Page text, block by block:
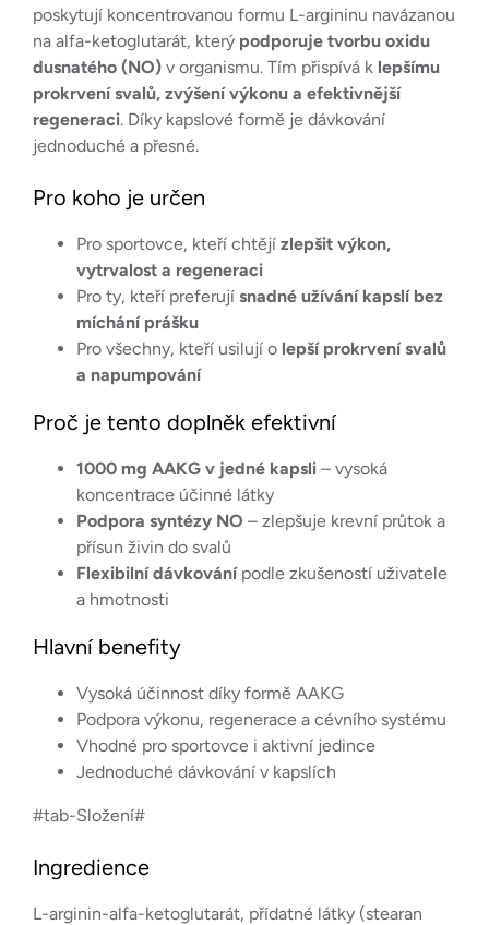
poskytují koncentrovanou formu L-argininu navázanou
na alfa-ketoglutarát, který podporuje tvorbu oxidu
dusnatého (NO) v organismu. Tím přispívá k lepšímu
prokrvení svalů, zvýšení výkonu a efektivnější
regeneraci. Díky kapslové formě je dávkování
jednoduché a přesné.
Pro koho je určen
Pro sportovce, kteří chtějí zlepšit výkon,
vytrvalost a regeneraci
Pro ty, kteří preferují snadné užívání kapslí bez
míchání prášku
Pro všechny, kteří usilují o lepší prokrvení svalů
a napumpování
Proč je tento doplněk efektivní
1000 mg AAKG v jedné kapsli – vysoká
koncentrace účinné látky
Podpora syntézy NO – zlepšuje krevní průtok a
přísun živin do svalů
Flexibilní dávkovánípodle zkušeností uživatele
a hmotnosti
Hlavní benefity
Vysoká účinnost díky formě AAKG
Podpora výkonu, regenerace a cévního systému
Vhodné pro sportovce i aktivní jedince
Jednoduché dávkování v kapslích
#tab-Složení#
Ingredience
L-arginin-alfa-ketoglutarát, přídatné látky (stearan